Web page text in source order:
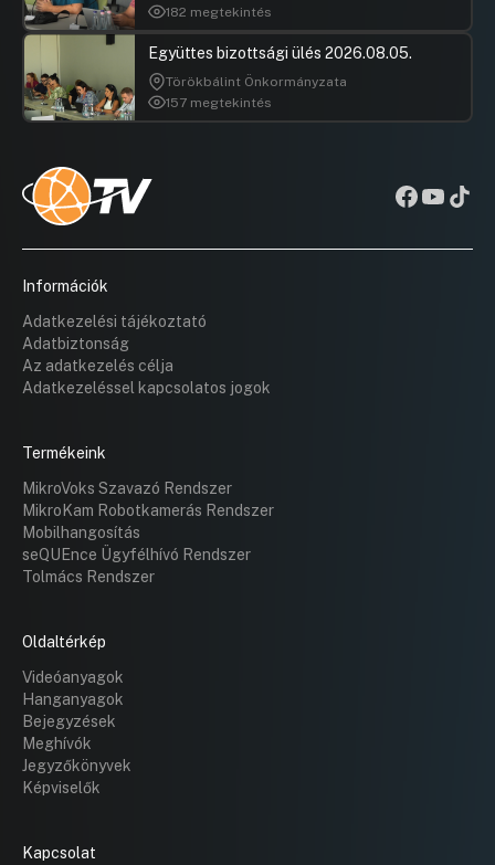
182 megtekintés
Együttes bizottsági ülés 2026.08.05.
Törökbálint Önkormányzata
157 megtekintés
Információk
Adatkezelési tájékoztató
Adatbiztonság
Az adatkezelés célja
Adatkezeléssel kapcsolatos jogok
Termékeink
MikroVoks Szavazó Rendszer
MikroKam Robotkamerás Rendszer
Mobilhangosítás
seQUEnce Ügyfélhívó Rendszer
Tolmács Rendszer
Oldaltérkép
Videóanyagok
Hanganyagok
Bejegyzések
Meghívók
Jegyzőkönyvek
Képviselők
Kapcsolat